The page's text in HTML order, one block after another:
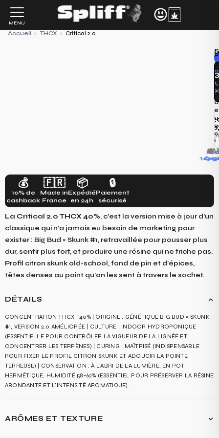
contenu
MENU
Accueil › THCX › Critical 2.0
5
«
7,50€/
!
🚚+
🎁
💰
10% de
cashback
🇫🇷
Made in
France
📦
Expédié
en 24h
🔒
Paiement
sécurisé
La Critical 2.0 THCX 40%, c’est la version mise à jour d’un
classique qui n’a jamais eu besoin de marketing pour
exister : Big Bud × Skunk #1, retravaillée pour pousser plus
dur, sentir plus fort, et produire une résine qui ne triche pas.
Profil citron skunk old-school, fond de pin et d’épices,
têtes denses au point qu’on les sent à travers le sachet.
DÉTAILS
CONCENTRATION THCX : 40% | ORIGINE : GÉNÉTIQUE BIG BUD × SKUNK
#1, VERSION 2.0 AMÉLIORÉE | CULTURE : INDOOR HYDROPONIQUE
(ESSENTIELLE POUR CONTRÔLER LA VIGUEUR DE LA LIGNÉE ET
CONCENTRER LES TERPÈNES) | CURING : MAÎTRISÉ (INDISPENSABLE
POUR FIXER LE PROFIL CITRON SKUNK ET ADOUCIR LA POINTE
TERREUSE) | CONSERVATION : À L'ABRI DE LA LUMIÈRE, EN POT
HERMÉTIQUE, HUMIDITÉ 58–62% (ESSENTIEL POUR PRÉSERVER LA RÉSINE
ABONDANTE ET L'INTENSITÉ AROMATIQUE).
ARÔMES ET TEXTURE